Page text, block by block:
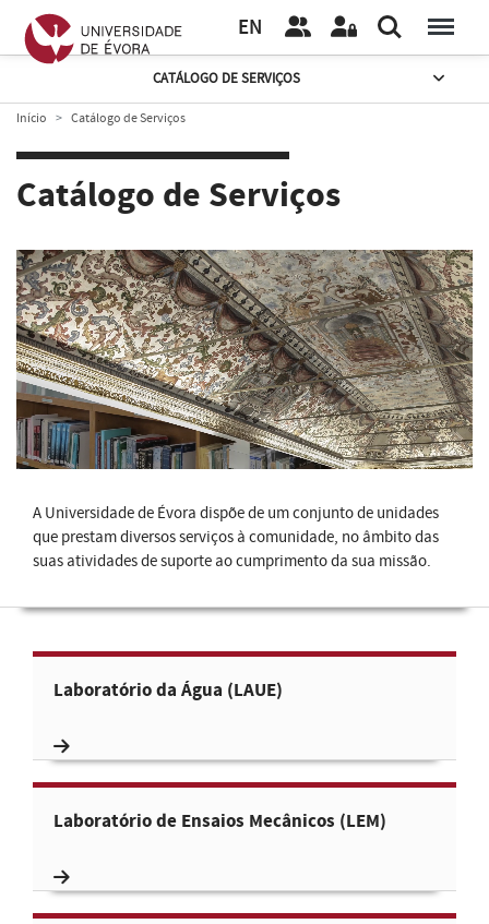
EN
CATÁLOGO DE SERVIÇOS
Início Catálogo de Serviços
Catálogo de Serviços
A Universidade de Évora dispõe de um conjunto de unidades
que prestam diversos serviços à comunidade, no âmbito das
suas atividades de suporte ao cumprimento da sua missão.
Laboratório da Água (LAUE)
Laboratório de Ensaios Mecânicos (LEM)